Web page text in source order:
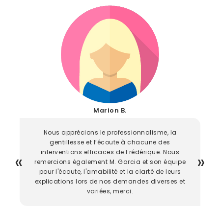
Marion B.
Nous apprécions le professionnalisme, la
gentillesse et l’écoute à chacune des
interventions efficaces de Frédérique. Nous
remercions également M. Garcia et son équipe
pour l'écoute, l'amabilité et la clarté de leurs
explications lors de nos demandes diverses et
variées, merci.